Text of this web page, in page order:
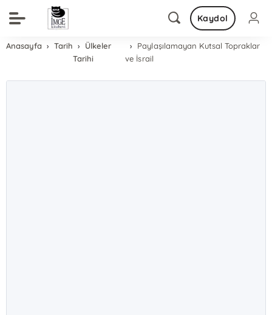
Kaydol
Anasayfa Tarih
Ülkeler
Tarihi
Paylaşılamayan Kutsal Topraklar
ve İsrail